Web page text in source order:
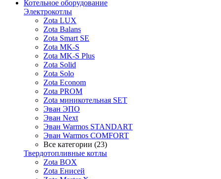
Котельное оборудование
Электрокотлы
Zota LUX
Zota Balans
Zota Smart SE
Zota MK-S
Zota MK-S Plus
Zota Solid
Zota Solo
Zota Econom
Zota PROM
Zota миникотельная SET
Эван ЭПО
Эван Next
Эван Warmos STANDART
Эван Warmos COMFORT
Все категории (23)
Твердотопливные котлы
Zota BOX
Zota Енисей